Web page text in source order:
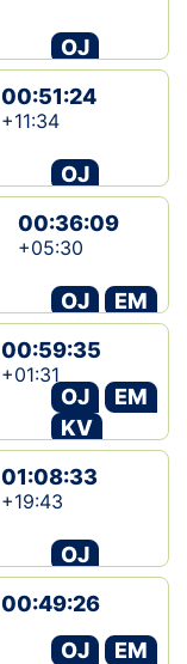
OJ
00:51:24
+11:34
OJ
00:36:09
+05:30
OJ
EM
00:59:35
+01:31
OJ
EM
KV
01:08:33
+19:43
OJ
00:49:26
OJ
EM